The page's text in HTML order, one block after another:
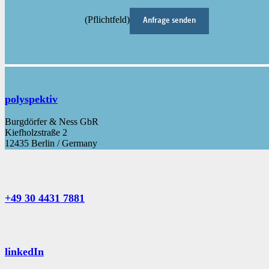
(Pflichtfeld)
polyspektiv
Burgdörfer & Ness GbR
Kiefholzstraße 2
12435 Berlin / Germany
+49 30 4431 7881
linkedIn